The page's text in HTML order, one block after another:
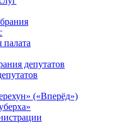
палата
депутатов
(«Вперёд»)